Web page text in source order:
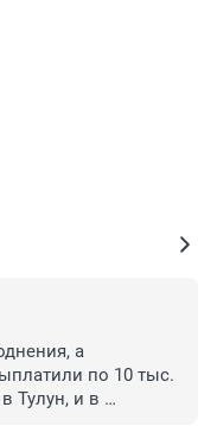
а
по 10 тыс.
Тулун, и в